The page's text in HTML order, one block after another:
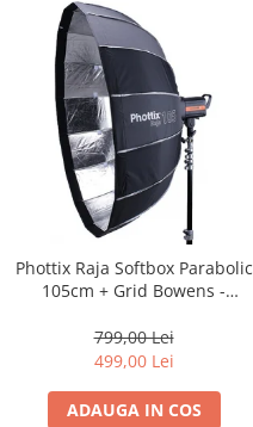
Phottix Raja Softbox Parabolic
105cm + Grid Bowens -
799,00 Lei
499,00 Lei
ADAUGA IN COS